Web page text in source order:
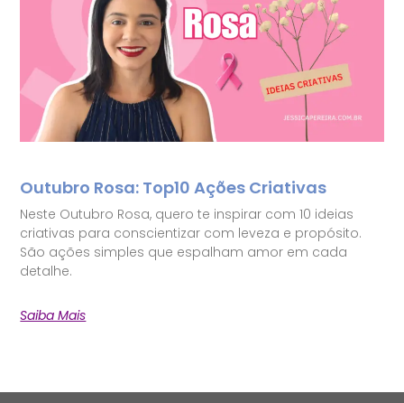
Outubro Rosa: Top10 Ações Criativas
Neste Outubro Rosa, quero te inspirar com 10 ideias
criativas para conscientizar com leveza e propósito.
São ações simples que espalham amor em cada
detalhe.
Saiba Mais